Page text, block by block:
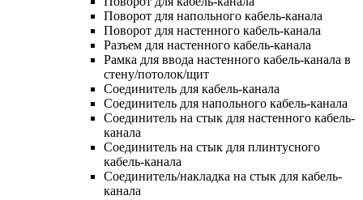
Поворот для напольного кабель-канала
Поворот для настенного кабель-канала
Разъем для настенного кабель-канала
Рамка для ввода настенного кабель-канала в
стену/потолок/щит
Соединитель для кабель-канала
Соединитель для напольного кабель-канала
Соединитель на стык для настенного кабель-
канала
Соединитель на стык для плинтусного
кабель-канала
Соединитель/накладка на стык для кабель-
канала